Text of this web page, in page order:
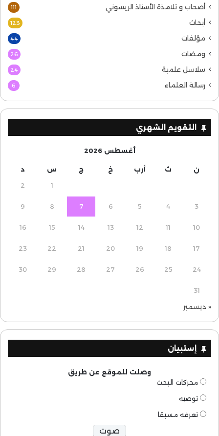
أصحاب و تلامذة الأستاذ الريسوني 111
أبحاث 123
مؤلفات 44
ومضات 26
سلاسل علمية 24
رسالة العلماء 6
التقويم الشهري
أغسطس 2026
ن ث أرب خ ج س د
1
2
3
4
5
6
7
8
9
10
11
12
13
14
15
16
17
18
19
20
21
22
23
24
25
26
27
28
29
30
31
« ديسمبر
إستبيان
وصلت للموقع عن طريق
محركات البحث
توصيه
تعرفه مسبقا